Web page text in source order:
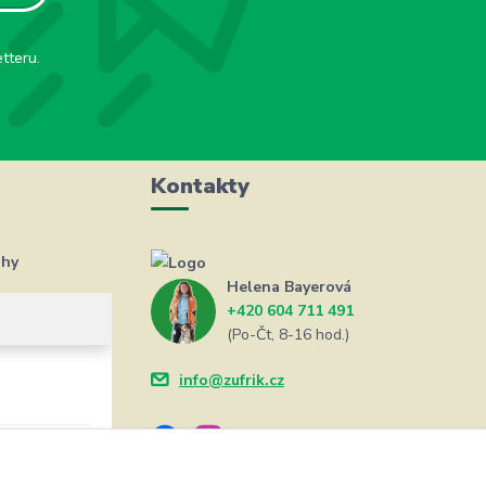
Kontakty
Helena Bayerová
+420 604 711 491
(Po-Čt, 8-16 hod.)
info@zufrik.cz